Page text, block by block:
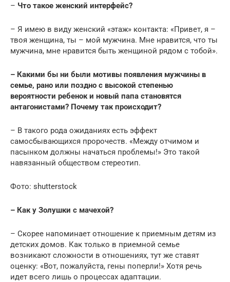
– Что такое женский интерфейс?
– Я имею в виду женский «этаж» контакта: «Привет, я –
твоя женщина, ты – мой мужчина. Мне нравится, что ты
мужчина, мне нравится быть женщиной рядом с тобой».
– Какими бы ни были мотивы появления мужчины в
семье, рано или поздно с высокой степенью
вероятности ребенок и новый папа становятся
антагонистами? Почему так происходит?
– В такого рода ожиданиях есть эффект
самосбывающихся пророчеств. «Между отчимом и
пасынком должны начаться проблемы!» Это такой
навязанный обществом стереотип.
Фото: shutterstock
– Как у Золушки с мачехой?
– Скорее напоминает отношение к приемным детям из
детских домов. Как только в приемной семье
возникают сложности в отношениях, тут же ставят
оценку: «Вот, пожалуйста, гены поперли!» Хотя речь
идет всего лишь о процессах адаптации.